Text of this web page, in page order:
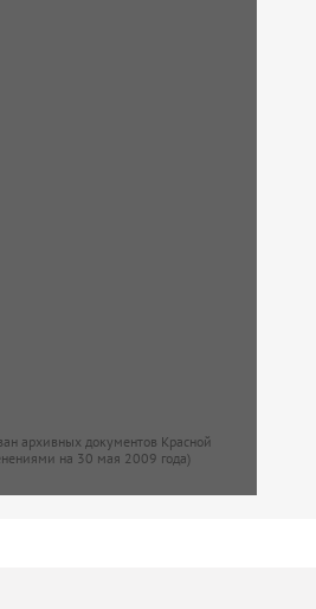
архивных документов Красной
на 30 мая 2009 года)